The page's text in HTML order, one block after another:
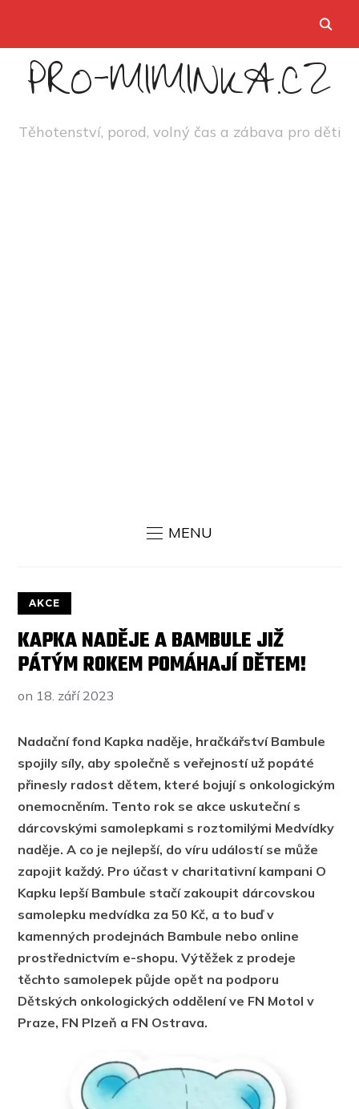
PRO-MIMINKA.CZ
Těhotenství, porod, volný čas a zábava pro děti
MENU
AKCE
KAPKA NADĚJE A BAMBULE JIŽ
PÁTÝM ROKEM POMÁHAJÍ DĚTEM!
on 18. září 2023
Nadační fond Kapka naděje, hračkářství Bambule
spojily síly, aby společně s veřejností už popáté
přinesly radost dětem, které bojují s onkologickým
onemocněním. Tento rok se akce uskuteční s
dárcovskými samolepkami s roztomilými Medvídky
naděje. A co je nejlepší, do víru událostí se může
zapojit každý. Pro účast v charitativní kampani O
Kapku lepší Bambule stačí zakoupit dárcovskou
samolepku medvídka za 50 Kč, a to buď v
kamenných prodejnách Bambule nebo online
prostřednictvím e-shopu. Výtěžek z prodeje
těchto samolepek půjde opět na podporu
Dětských onkologických oddělení ve FN Motol v
Praze, FN Plzeň a FN Ostrava.